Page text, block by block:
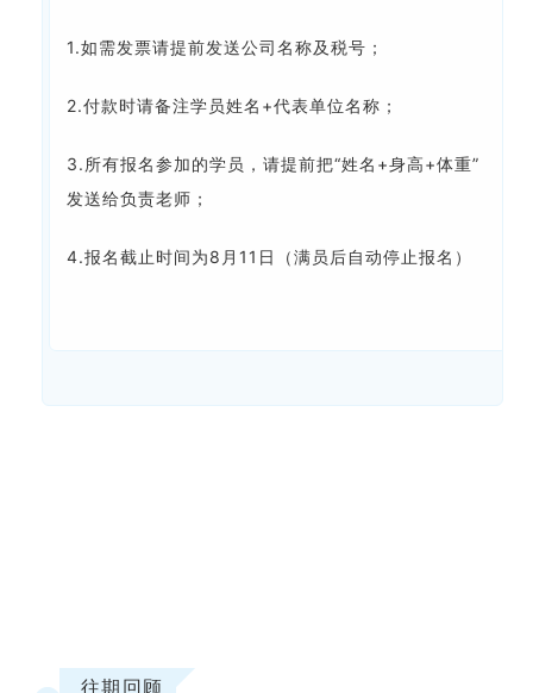
1.如需发票请提前发送公司名称及税号；
2.付款时请备注学员姓名+代表单位名称；
3.所有报名参加的学员，请提前把“姓名+身高+体重”
发送给负责老师；
4.报名截止时间为8月11日（满员后自动停止报名）
往期回顾